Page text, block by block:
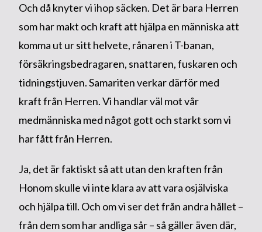
Och då knyter vi ihop säcken. Det är bara Herren
som har makt och kraft att hjälpa en människa att
komma ut ur sitt helvete, rånaren i T-banan,
försäkringsbedragaren, snattaren, fuskaren och
tidningstjuven. Samariten verkar därför med
kraft från Herren. Vi handlar väl mot vår
medmänniska med något gott och starkt som vi
har fått från Herren.
Ja, det är faktiskt så att utan den kraften från
Honom skulle vi inte klara av att vara osjälviska
och hjälpa till. Och om vi ser det från andra hållet –
från dem som har andliga sår – så gäller även där,